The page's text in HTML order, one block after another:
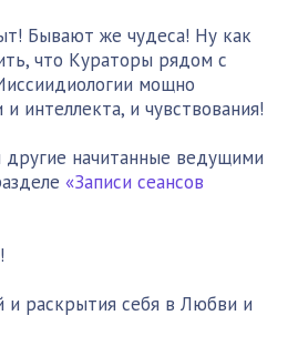
Бывают же чудеса! Ну как
что Кураторы рядом с
мощно
интеллекта, и чувствования!
начитанные ведущими
«Записи сеансов
и раскрытия себя в Любви и